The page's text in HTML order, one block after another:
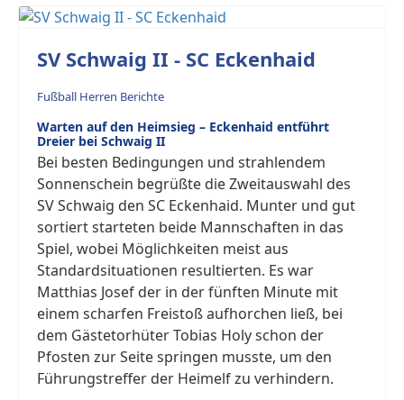
SV Schwaig II - SC Eckenhaid
Fußball Herren Berichte
Warten auf den Heimsieg – Eckenhaid entführt
Dreier bei Schwaig II
Bei besten Bedingungen und strahlendem
Sonnenschein begrüßte die Zweitauswahl des
SV Schwaig den SC Eckenhaid. Munter und gut
sortiert starteten beide Mannschaften in das
Spiel, wobei Möglichkeiten meist aus
Standardsituationen resultierten. Es war
Matthias Josef der in der fünften Minute mit
einem scharfen Freistoß aufhorchen ließ, bei
dem Gästetorhüter Tobias Holy schon der
Pfosten zur Seite springen musste, um den
Führungstreffer der Heimelf zu verhindern.